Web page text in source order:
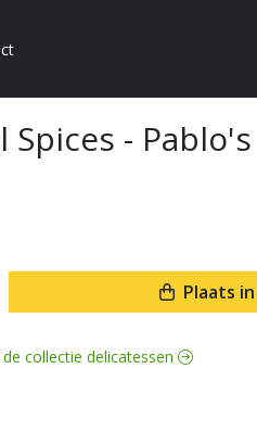
Spices -
Plaats
collectie delicatessen